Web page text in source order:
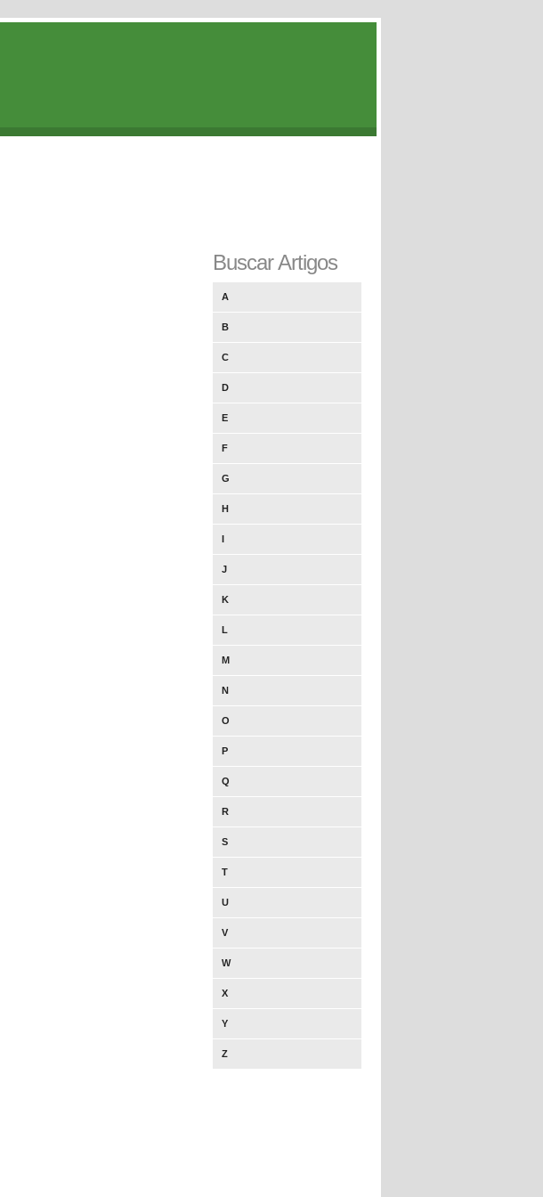
Buscar Artigos
A
B
C
D
E
F
G
H
I
J
K
L
M
N
O
P
Q
R
S
T
U
V
W
X
Y
Z